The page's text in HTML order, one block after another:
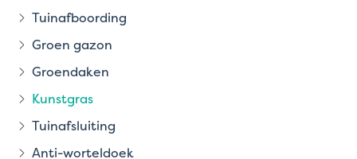
Tuinafboording
Groen gazon
Groendaken
Kunstgras
Tuinafsluiting
Anti-worteldoek